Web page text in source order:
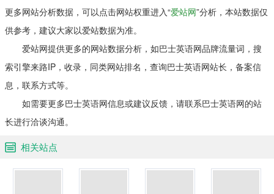
更多网站分析数据，可以点击网站权重进入“爱站网”分析，本站数据仅
供参考，建议大家以爱站数据为准。
爱站网提供更多的网站数据分析，如巴士英语网品牌流量词，搜
索引擎来路IP，收录，同类网站排名，查询巴士英语网站长，备案信
息，联系方式等。
如需要更多巴士英语网信息或建议反馈，请联系巴士英语网的站
长进行洽谈沟通。
相关站点